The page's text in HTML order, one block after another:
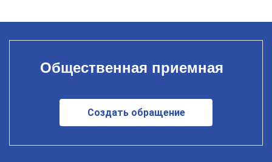
Общественная приемная
Создать обращение